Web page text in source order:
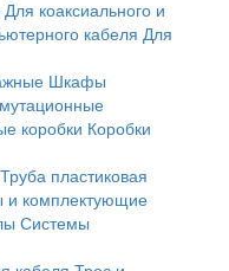
Для коаксиального и
кабеля Для
Шкафы
коробки Коробки
Труба пластиковая
и комплектующие
Системы